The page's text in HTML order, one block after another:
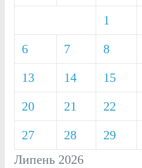
Липень 2026
1
6 7 8
13 14 15
20 21 22
27 28 29